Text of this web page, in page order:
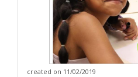
created on 11/02/2019